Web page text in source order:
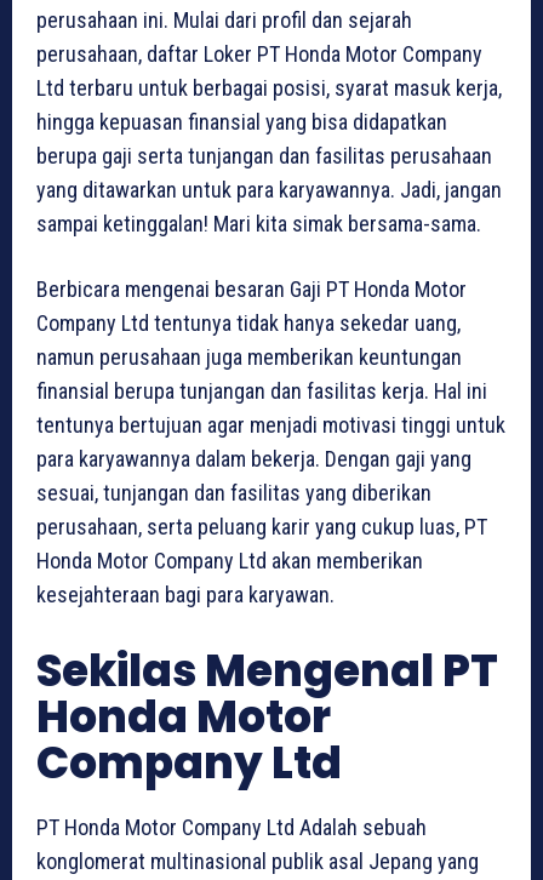
perusahaan ini. Mulai dari profil dan sejarah
perusahaan, daftar Loker PT Honda Motor Company
Ltd terbaru untuk berbagai posisi, syarat masuk kerja,
hingga kepuasan finansial yang bisa didapatkan
berupa gaji serta tunjangan dan fasilitas perusahaan
yang ditawarkan untuk para karyawannya. Jadi, jangan
sampai ketinggalan! Mari kita simak bersama-sama.
Berbicara mengenai besaran Gaji PT Honda Motor
Company Ltd tentunya tidak hanya sekedar uang,
namun perusahaan juga memberikan keuntungan
finansial berupa tunjangan dan fasilitas kerja. Hal ini
tentunya bertujuan agar menjadi motivasi tinggi untuk
para karyawannya dalam bekerja. Dengan gaji yang
sesuai, tunjangan dan fasilitas yang diberikan
perusahaan, serta peluang karir yang cukup luas, PT
Honda Motor Company Ltd akan memberikan
kesejahteraan bagi para karyawan.
Sekilas Mengenal PT
Honda Motor
Company Ltd
PT Honda Motor Company Ltd Adalah sebuah
konglomerat multinasional publik asal Jepang yang